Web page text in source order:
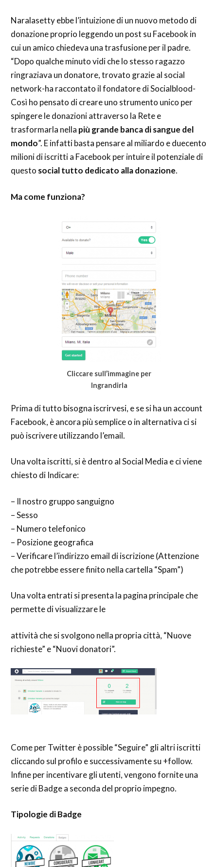
Naralasetty ebbe l’intuizione di un nuovo metodo di
donazione proprio leggendo un post su Facebook in
cui un amico chiedeva una trasfusione per il padre.
“Dopo qualche minuto vidi che lo stesso ragazzo
ringraziava un donatore, trovato grazie al social
network-ha raccontato il fondatore di Socialblood-
Così ho pensato di creare uno strumento unico per
spingere le donazioni attraverso la Rete e
trasformarla nella più grande banca di sangue del
mondo”. E infatti basta pensare al miliardo e duecento
milioni di iscritti a Facebook per intuire il potenziale di
questo social tutto dedicato alla donazione.
Ma come funziona?
Cliccare sull’immagine per
Ingrandirla
Prima di tutto bisogna iscrirvesi, e se si ha un account
Facebook, è ancora più semplice o in alternativa ci si
può iscrivere utilizzando l’email.
Una volta iscritti, si è dentro al Social Media e ci viene
chiesto di Indicare:
– Il nostro gruppo sanguigno
– Sesso
– Numero telefonico
– Posizione geografica
– Verificare l’indirizzo email di iscrizione (Attenzione
che potrebbe essere finito nella cartella “Spam”)
Una volta entrati si presenta la pagina principale che
permette di visualizzare le
attività che si svolgono nella propria città, “Nuove
richieste” e “Nuovi donatori”.
Come per Twitter è possible “Seguire” gli altri iscritti
cliccando sul profilo e successivamentesu +follow.
Infine per incentivare gli utenti, vengono fornite una
serie di Badge a seconda del proprio impegno.
Tipologie di Badge